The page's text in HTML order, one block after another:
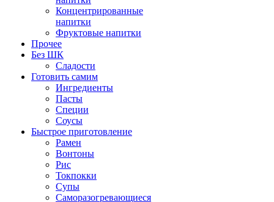
Концентрированные
напитки
Фруктовые напитки
Прочее
Без ШК
Сладости
Готовить самим
Ингредиенты
Пасты
Специи
Соусы
Быстрое приготовление
Рамен
Вонтоны
Рис
Токпокки
Супы
Саморазогревающиеся